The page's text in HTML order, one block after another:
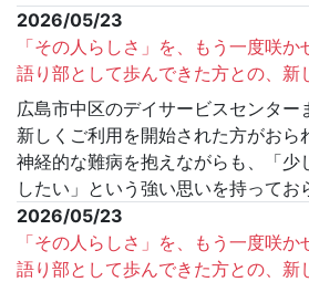
2026/05/23
「その人らしさ」を、もう一度咲
語り部として歩んできた方との、新
広島市中区のデイサービスセンター
新しくご利用を開始された方がおら
神経的な難病を抱えながらも、「少
したい」という強い思いを持ってお
2026/05/23
「その人らしさ」を、もう一度咲
語り部として歩んできた方との、新